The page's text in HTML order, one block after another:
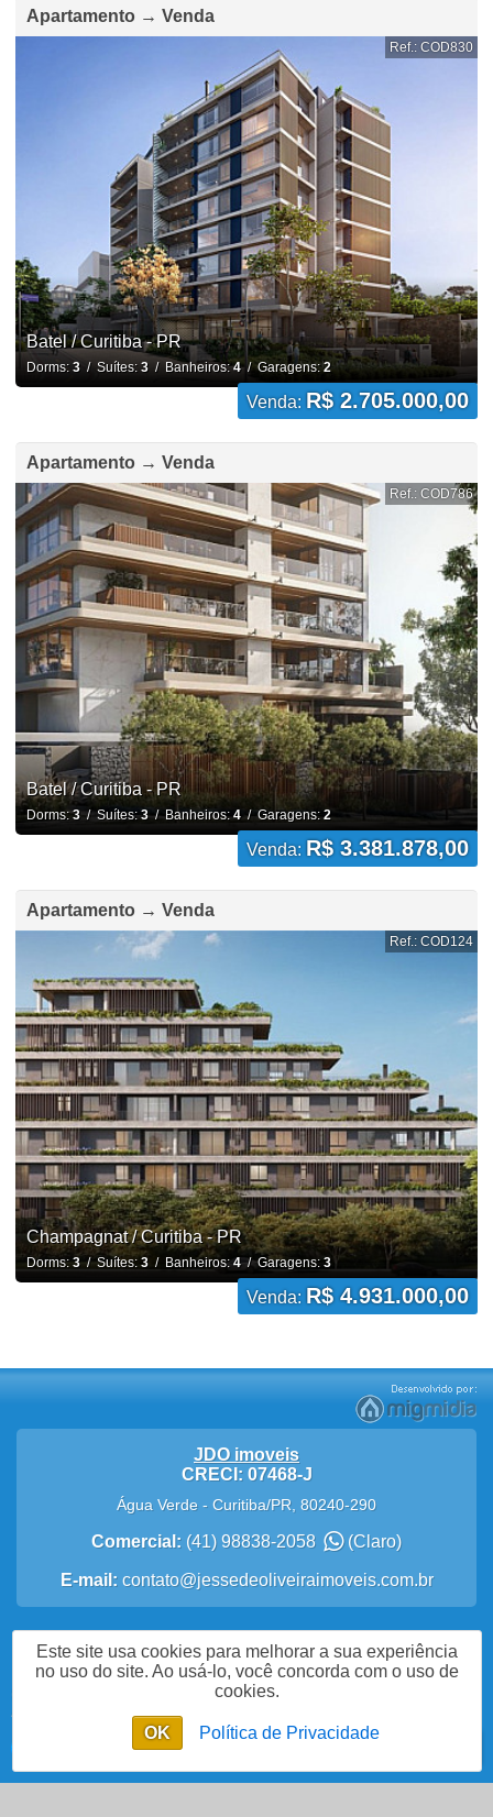
Apartamento → Venda
Ref.: COD830
Batel / Curitiba - PR
Dorms: 3/ Suítes: 3/ Banheiros:4/ Garagens:2
Venda: R$ 2.705.000,00
Apartamento → Venda
Ref.: COD786
Batel / Curitiba - PR
Dorms:3/ Suítes:3/ Banheiros:4/ Garagens:2
Venda: R$ 3.381.878,00
Apartamento → Venda
Ref.: COD124
Champagnat / Curitiba - PR
Dorms: 3/ Suítes: 3/ Banheiros:4/ Garagens: 3
Venda: R$ 4.931.000,00
Enviar mensagem
Me Chame no WhatsApp
JDO imoveis
CRECI: 07468-J
Água Verde - Curitiba/PR 80240-290
Comercial: (41) 98838-2058 (Claro)
E-mail: contato@jessedeoliveiraimoveis.com.br
Política de Privacidade
Este site usa cookies para melhorar a sua experiência
no uso do site. Ao usá-lo, você concorda com o uso de
cookies.
OK Política de Privacidade